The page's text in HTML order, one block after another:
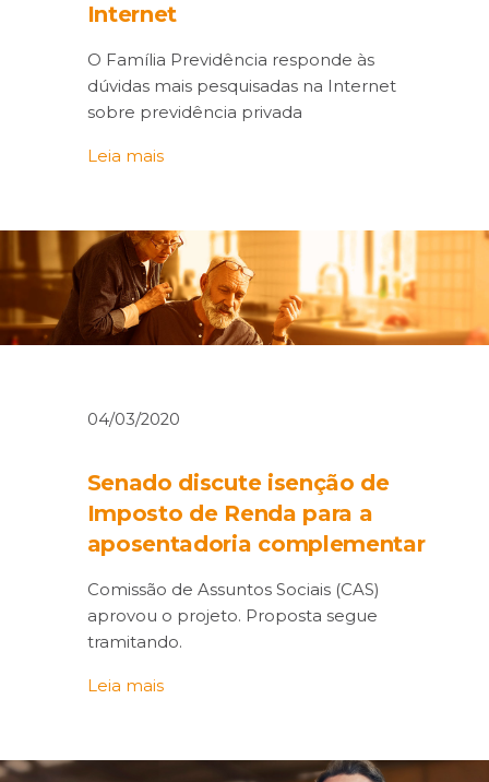
Internet
O Família Previdência responde às
dúvidas mais pesquisadas na Internet
sobre previdência privada
Leia mais
04/03/2020
Senado discute isenção de
Imposto de Renda para a
aposentadoria complementar
Comissão de Assuntos Sociais (CAS)
aprovou o projeto. Proposta segue
tramitando.
Leia mais